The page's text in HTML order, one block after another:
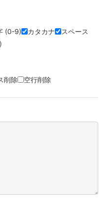
(0-9) カタカナ
スペース
削除 空行削除